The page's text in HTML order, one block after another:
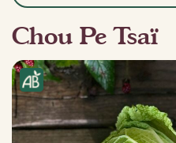
Chou Pe Tsaï